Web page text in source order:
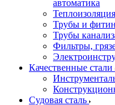
автоматика
Трубы и
Трубы
Фильтры,
Качественные стали
Судовая сталь